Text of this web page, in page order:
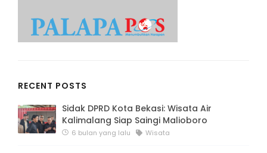
RECENT POSTS
Sidak DPRD Kota Bekasi: Wisata Air
Kalimalang Siap Saingi Malioboro
6 bulan yang lalu Wisata